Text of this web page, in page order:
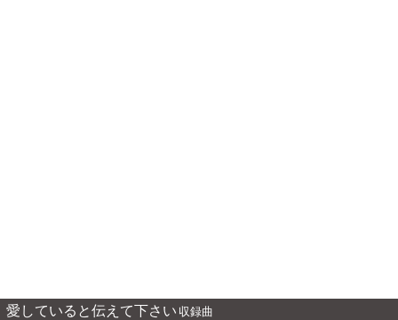
愛していると伝えて下さい 収録曲